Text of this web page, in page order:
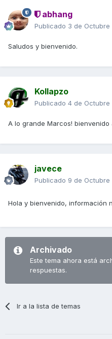
abhang
Publicado 3 de Octubre
Saludos y bienvenido.
Kollapzo
Publicado 4 de Octubre
A lo grande Marcos! bienvenido
javece
Publicado 9 de Octubre
Hola y bienvenido, información
Archivado
Este tema ahora está
respuestas.
Ir a la lista de temas